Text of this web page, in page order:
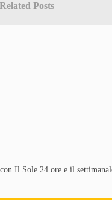
Related Posts
Il Sole 24 ore e il